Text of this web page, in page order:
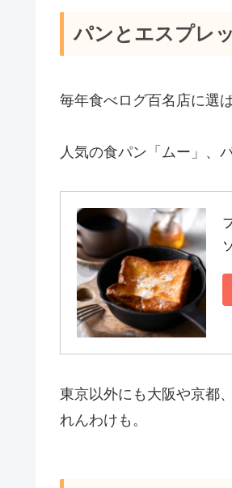
パンとエスプレ
毎年食べログ百名店に選
人気の食パン「ムー」、
東京以外にも大阪や京都
れんわけも。